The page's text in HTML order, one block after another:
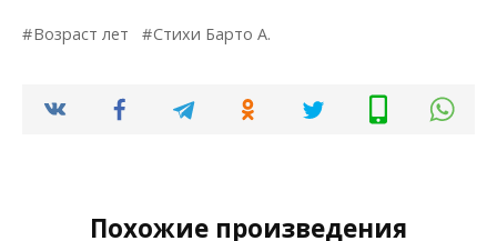
Возраст лет Стихи Барто А.
Похожие произведения